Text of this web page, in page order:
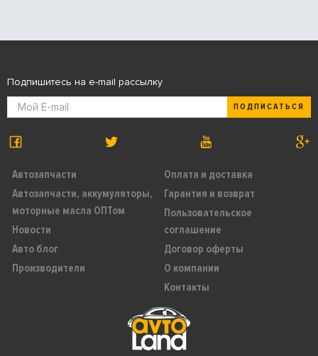
Автозапчасти
Автозапчасти, аккумуляторы,
моторные масла ОПТом
Новости
Авто блог
Производители
Оплата и доставка
Гарантия и возврат
Пользовательское
соглашение
Договор оферты
О компании
Контакты
Подпишитесь на e-mail рассылку
ПОДПИСАТЬСЯ